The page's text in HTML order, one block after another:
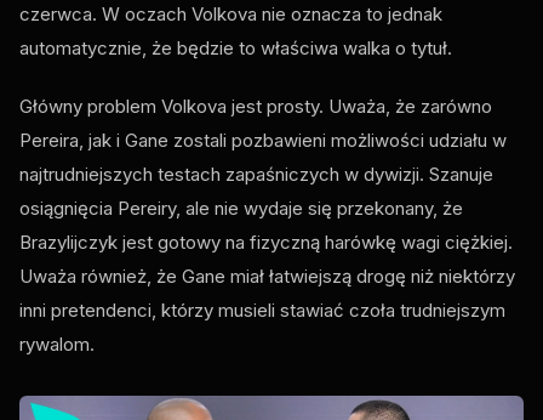
czerwca. W oczach Volkova nie oznacza to jednak
automatycznie, że będzie to właściwa walka o tytuł.
Główny problem Volkova jest prosty. Uważa, że ​​zarówno
Pereira, jak i Gane zostali pozbawieni możliwości udziału w
najtrudniejszych testach zapaśniczych w dywizji. Szanuje
osiągnięcia Pereiry, ale nie wydaje się przekonany, że
Brazylijczyk jest gotowy na fizyczną harówkę wagi ciężkiej.
Uważa również, że Gane miał łatwiejszą drogę niż niektórzy
inni pretendenci, którzy musieli stawiać czoła trudniejszym
rywalom.